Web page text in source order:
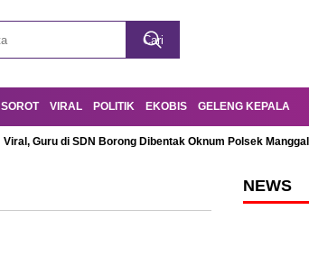
SOROT VIRAL POLITIK EKOBIS GELENG KEPALA
Viral, Guru di SDN Borong Dibentak Oknum Polsek
NEWS